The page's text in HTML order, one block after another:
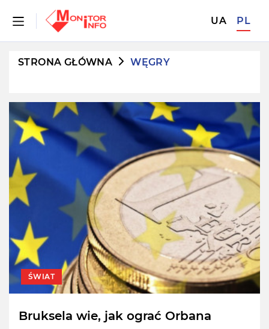
UA PL
STRONA GŁÓWNA WĘGRY
ŚWIAT
Bruksela wie, jak ograć Orbana